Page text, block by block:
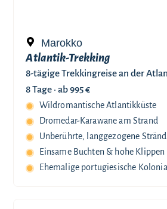
Marokko
Atlantik-Trekking
8-tägige Trekkingreise an der
8 Tage · ab 995 €
Wildromantische Atlantikküste
Dromedar-Karawane am Strand
Unberührte, langgezogene
Einsame Buchten & hohe Klippen
Ehemalige portugiesische